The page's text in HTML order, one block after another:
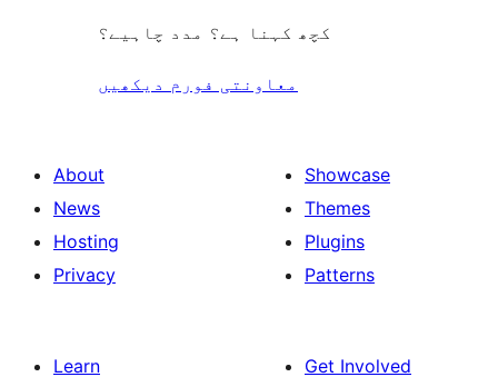
کچھ کہنا ہے؟ مدد چاہیے؟
معاونتی فورم دیکھیں
About
News
Hosting
Privacy
Showcase
Themes
Plugins
Patterns
Learn
Get Involved